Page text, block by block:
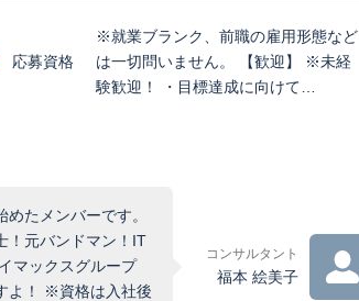
応募資格
※就業ブランク、前職の雇用形態など
は一切問いません。 【歓迎】 ※未経
験歓迎！ ・目標達成に向けて…
たメンバーです。
！元バンドマン！IT
マックスグループ
よ！ ※資格は入社後
コンサルタント
福本 絵美子